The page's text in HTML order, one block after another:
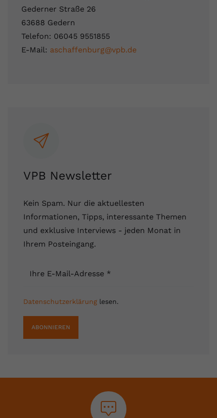
Gederner Straße 26
63688 Gedern
Telefon: 06045 9551855
E-Mail: aschaffenburg@vpb.de
VPB Newsletter
Kein Spam. Nur die aktuellesten
Informationen, Tipps, interessante Themen
und exklusive Interviews - jeden Monat in
Ihrem Posteingang.
Ihre E-Mail-Adresse *
Datenschutzerklärunglesen.
ABONNIEREN